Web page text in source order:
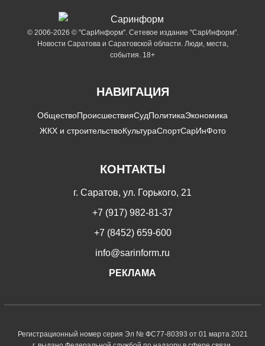
© 2006-2026 © "СарИнформ". Сетевое издание "СарИнформ".
Новости Саратова и Саратовской области. Люди, места,
события. 18+
НАВИГАЦИЯ
ОбществоПроисшествияСудПолитикаЭкономика
ЖКХ и строительствоКультураСпортСарИнФото
КОНТАКТЫ
г. Саратов, ул. Горького, 21
+7 (917) 982-81-37
+7 (8452) 659-600
info@sarinform.ru
РЕКЛАМА
Регистрационный номер серия Эл № ФС77-80393 от 01 марта 2021